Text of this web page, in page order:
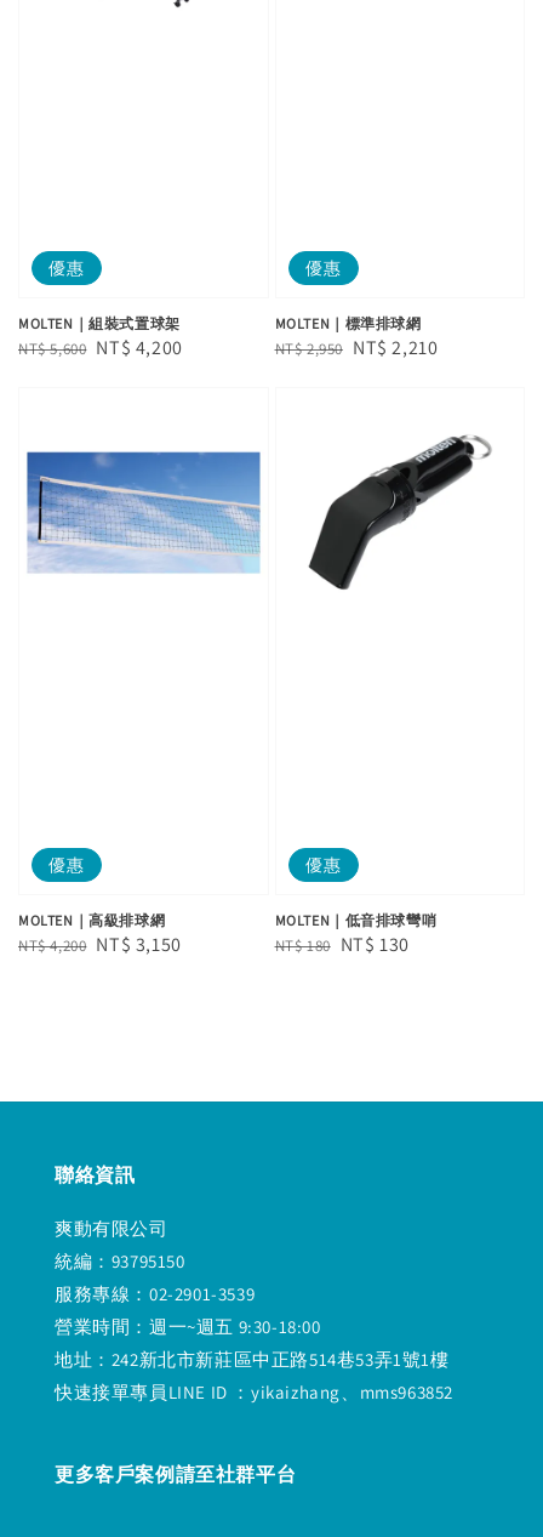
優惠
MOLTEN｜組裝式置球架
Regular
NT$ 5,600 Sale
NT$ 4,200
優惠
MOLTEN｜標準排球網
Regular
NT$ 2,950 Sale
NT$ 2,210
優惠
MOLTEN｜高級排球網
Regular
NT$ 4,200 Sale
NT$ 3,150
優惠
MOLTEN｜低音排球彎哨
Regular
NT$ 180 Sale
NT$ 130
聯絡資訊
爽動有限公司
統編：93795150
服務專線：02-2901-3539
營業時間：週一~週五 9:30-18:00
地址：242新北市新莊區中正路514巷53弄1號1樓
快速接單專員LINE ID ：yikaizhang、mms963852
更多客戶案例請至社群平台